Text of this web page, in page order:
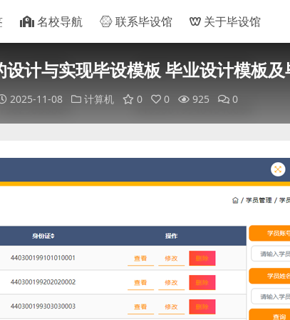
名校导航 联系毕设馆 关于毕设馆
计与实现毕设模板 毕业设计模板
2025-11-08 计算机 0 0 925 0